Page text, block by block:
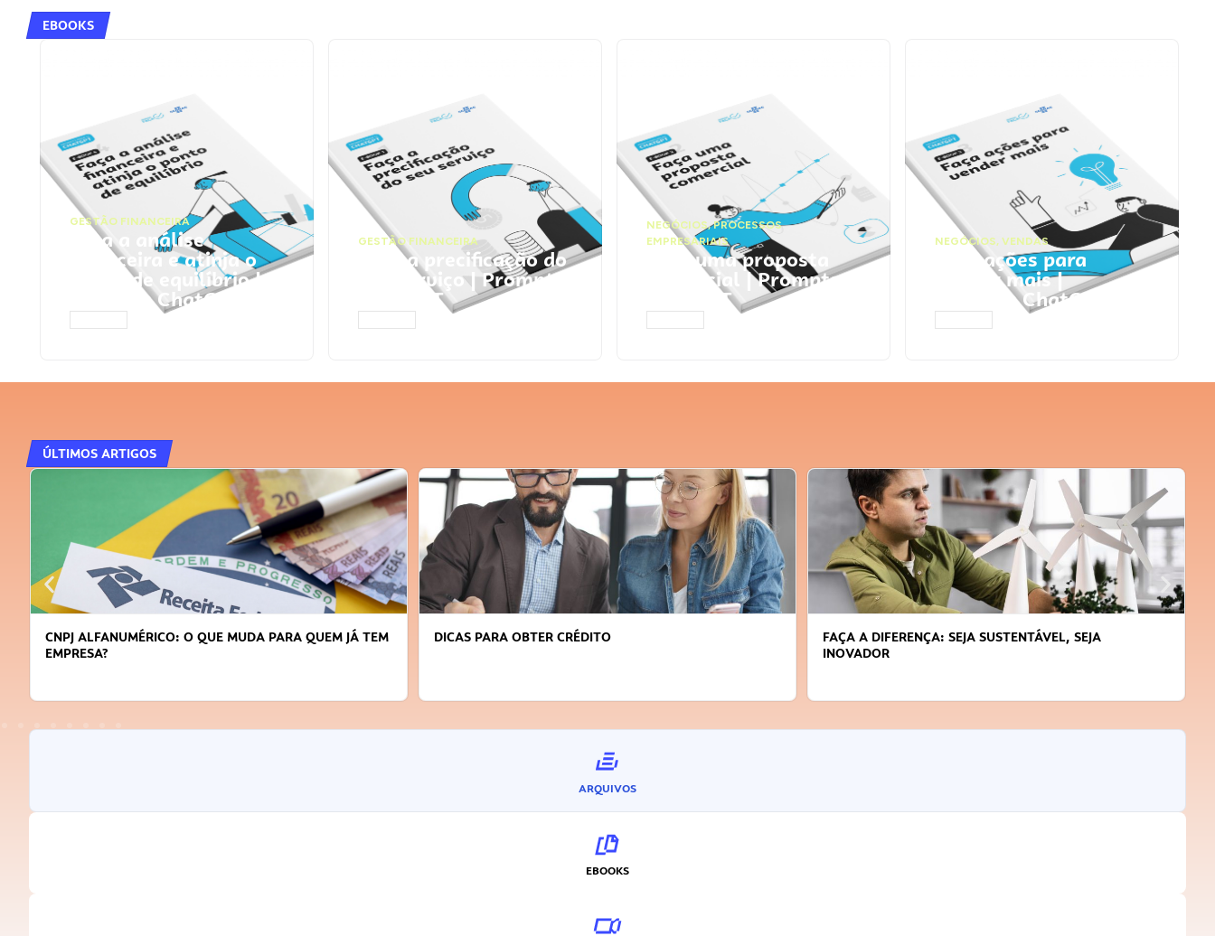
EBOOKS
GESTÃO FINANCEIRA
Faça a análise
financeira e atinja o
ponto de equilíbrio |
Prompts ChatGPT
GESTÃO FINANCEIRA
Faça a precificação do
seu serviço | Prompts
ChatGPT
NEGÓCIOS,PROCESSOS
EMPRESARIAIS
Faça uma proposta
comercial | Prompts
ChatGPT
NEGÓCIOS, VENDAS
Faça ações para
vender mais |
Prompts ChatGPT
ÚLTIMOS ARTIGOS
CNPJ ALFANUMÉRICO: O QUE MUDA PARA QUEM JÁ TEM
EMPRESA?
DICAS PARA OBTER CRÉDITO
FAÇA A DIFERENÇA: SEJA SUSTENTÁVEL, SEJA
INOVADOR
ARQUIVOS
EBOOKS